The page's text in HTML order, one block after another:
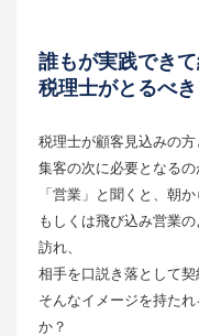
誰もが実践でき
税理士がとるべ
税理士が顧客見込みの方
集客の次に必要となるの
「営業」と聞くと、朝
もしくは飛び込み営業
訪れ、
相手を口説き落として契
そんなイメージを持た
か？